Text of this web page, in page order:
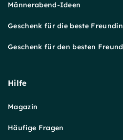
Männerabend-Ideen
Geschenk für die beste Freundin
Geschenk für den besten Freund
Hilfe
Magazin
Häufige Fragen